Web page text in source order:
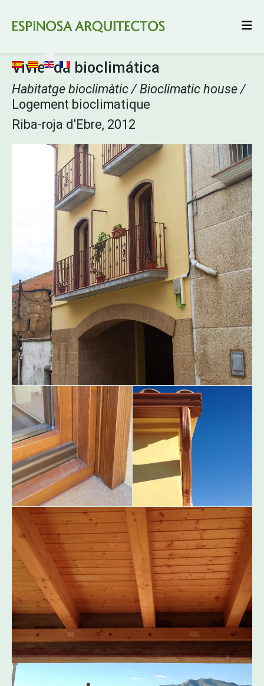
Select your language
Vivienda bioclimática
Habitatge bioclimàtic / Bioclimatic house /
Logement bioclimatique
Riba-roja d'Ebre, 2012